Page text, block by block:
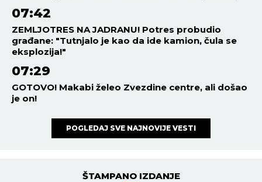
07:42
ZEMLJOTRES NA JADRANU! Potres probudio
građane: "Tutnjalo je kao da ide kamion, čula se
eksplozija!"
07:29
GOTOVO! Makabi želeo Zvezdine centre, ali došao
je on!
POGLEDAJ SVE NAJNOVIJE VESTI
ŠTAMPANO IZDANJE